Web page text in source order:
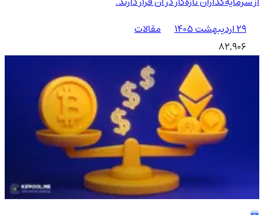
۲۹ اردیبهشت ۱۴۰۵
مقالات
82,906